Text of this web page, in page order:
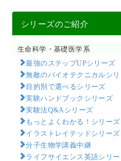
シリーズのご紹介
生命科学・基礎医学系
最強のステップUPシリーズ
無敵のバイオテクニカルシ
目的別で選べるシリーズ
実験ハンドブックシリーズ
実験法Q&Aシリーズ
もっとよくわかる！シリーズ
イラストレイテッドシリーズ
分子生物学講義中継
ライフサイエンス英語シリ